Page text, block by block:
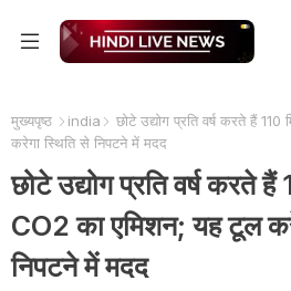
मुख्यपृष्ठ india
छोटे उद्योग प्रति वर्ष करते हैं
करेगा स्थिति से निपटने में मदद
छोटे उद्योग प्रति वर्ष करते
CO2 का एमिशन; यह टूल
निपटने में मदद